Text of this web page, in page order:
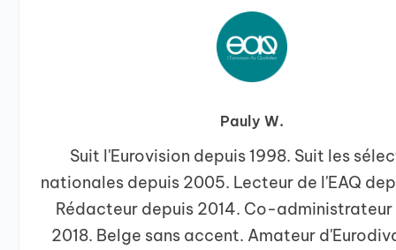
Pauly W.
Suit l'Eurovision depuis 1998. Suit les
nationales depuis 2005. Lecteur de l'EAQ
Rédacteur depuis 2014. Co-administrateur
2018. Belge sans accent. Amateur